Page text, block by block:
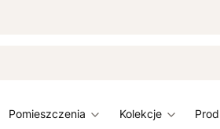
pomieszczenia kolekcje